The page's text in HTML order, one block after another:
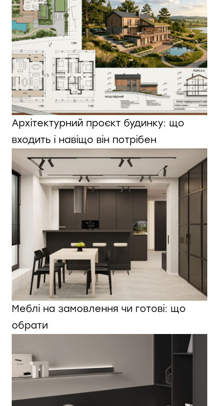
Архітектурний проєкт будинку: що
входить і навіщо він потрібен
Меблі на замовлення чи готові: що
обрати